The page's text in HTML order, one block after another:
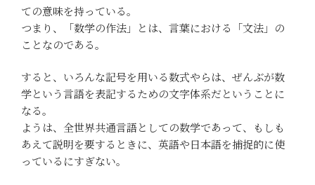
ての意味を持っている。
つまり、「数学の作法」とは、言葉における「文法」の
ことなのである。
すると、いろんな記号を用いる数式やらは、ぜんぶが数
学という言語を表記するための文字体系だということに
なる。
ようは、全世界共通言語としての数学であって、もしも
あえて説明を要するときに、英語や日本語を捕捉的に使
っているにすぎない。